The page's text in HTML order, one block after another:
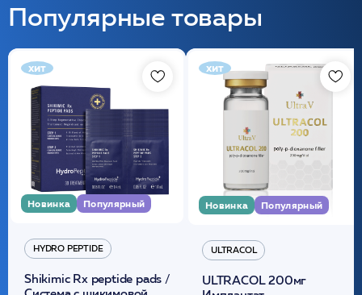
Популярные товары
хит
Новинка Популярный
HYDRO PEPTIDE
Shikimic Rx peptide pads /
хит
Новинка Популярный
ULTRACOL
ULTRACOL 200мг